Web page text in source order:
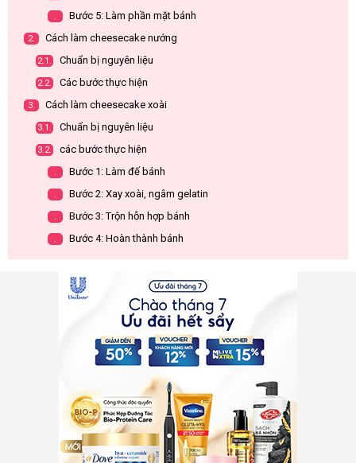
. Bước 5: Làm phần mặt bánh
2. Cách làm cheesecake nướng
2.1. Chuẩn bị nguyên liệu
2.2. Các bước thực hiện
3. Cách làm cheesecake xoài
3.1. Chuẩn bị nguyên liệu
3.2. các bước thực hiện
. Bước 1: Làm đế bánh
. Bước 2: Xay xoài, ngâm gelatin
. Bước 3: Trộn hỗn hợp bánh
. Bước 4: Hoàn thành bánh